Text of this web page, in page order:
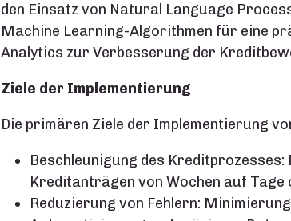
den Einsatz von Natural Language
Machine Learning-Algorithmen für eine
Analytics zur Verbesserung der
Ziele der Implementierung
Die primären Ziele der Implementierung
Beschleunigung des
Kreditanträgen von Wochen auf Tage
Reduzierung von Fehlern: